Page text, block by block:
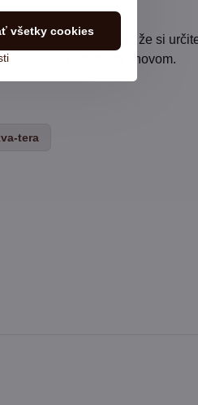
a pevne veríme, že si
ale aj samotným chovom.
tera
všetky cookies